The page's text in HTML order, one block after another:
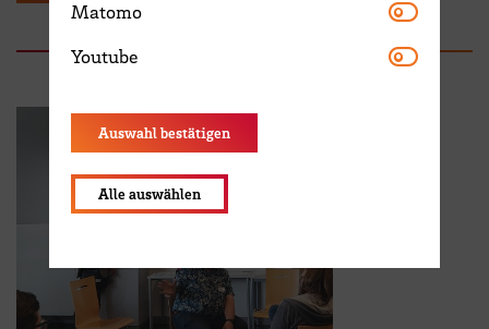
Matomo Matomo
Youtube Youtube
Auswahl bestätigen
Alle auswählen